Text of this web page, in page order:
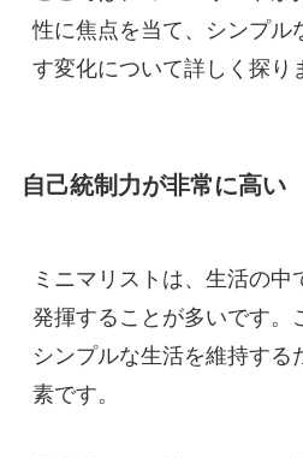
性に焦点を当て、シンプル
す変化について詳しく探り
自己統制力が非常に高い
ミニマリストは、生活の中
発揮することが多いです。
シンプルな生活を維持する
素です。